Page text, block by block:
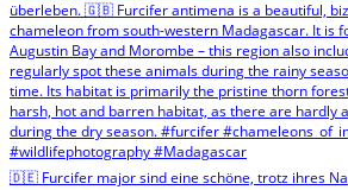
🇩🇪 Furcifer major sind eine schöne, trotz ihres Na